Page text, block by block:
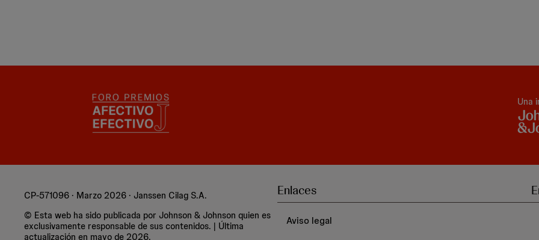
Una
CP-571096 · Marzo 2026 · Janssen Cilag S.A.
© Esta web ha sido publicada por Johnson & Johnson quien es
exclusivamente responsable de sus contenidos. | Última
actualización en mayo de 2026.
Enlaces
Aviso legal